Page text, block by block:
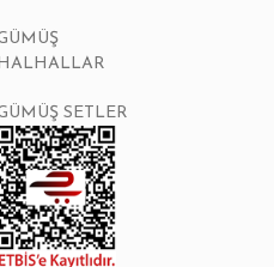
HALHALLAR
SETLER